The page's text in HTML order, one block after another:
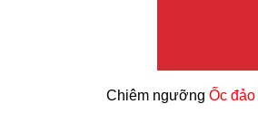
Chiêm ngưỡng Ốc đảo